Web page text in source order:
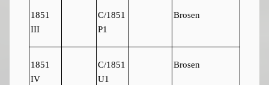
1851
III
C/1851
P1
Brosen
1851
IV
C/1851
U1
Brosen